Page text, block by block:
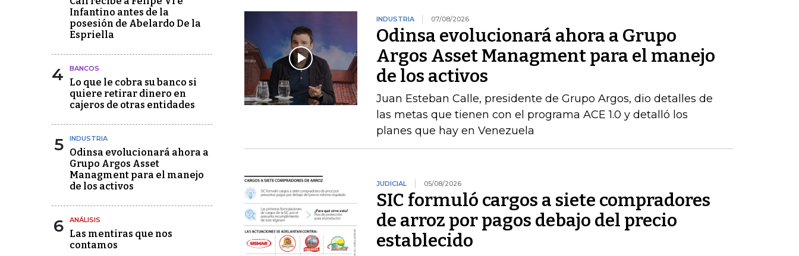
Infantino antes de la
posesión de Abelardo De la
Espriella
4 BANCOS
Lo que le cobra su banco si
quiere retirar dinero en
cajeros de otras entidades
5 INDUSTRIA
Odinsa evolucionará ahora a
Grupo Argos Asset
Managment para el manejo
de los activos
6 ANÁLISIS
Las mentiras que nos
contamos
INDUSTRIA 07/08/2026
Odinsa evolucionará ahora a Grupo
Argos Asset Managment para el manejo
de los activos
Juan Esteban Calle, presidente de Grupo Argos, dio detalles de
las metas que tienen con el programa ACE 1.0 y detalló los
planes que hay en Venezuela
JUDICIAL 05/08/2026
SIC formuló cargos a siete compradores
de arroz por pagos debajo del precio
establecido